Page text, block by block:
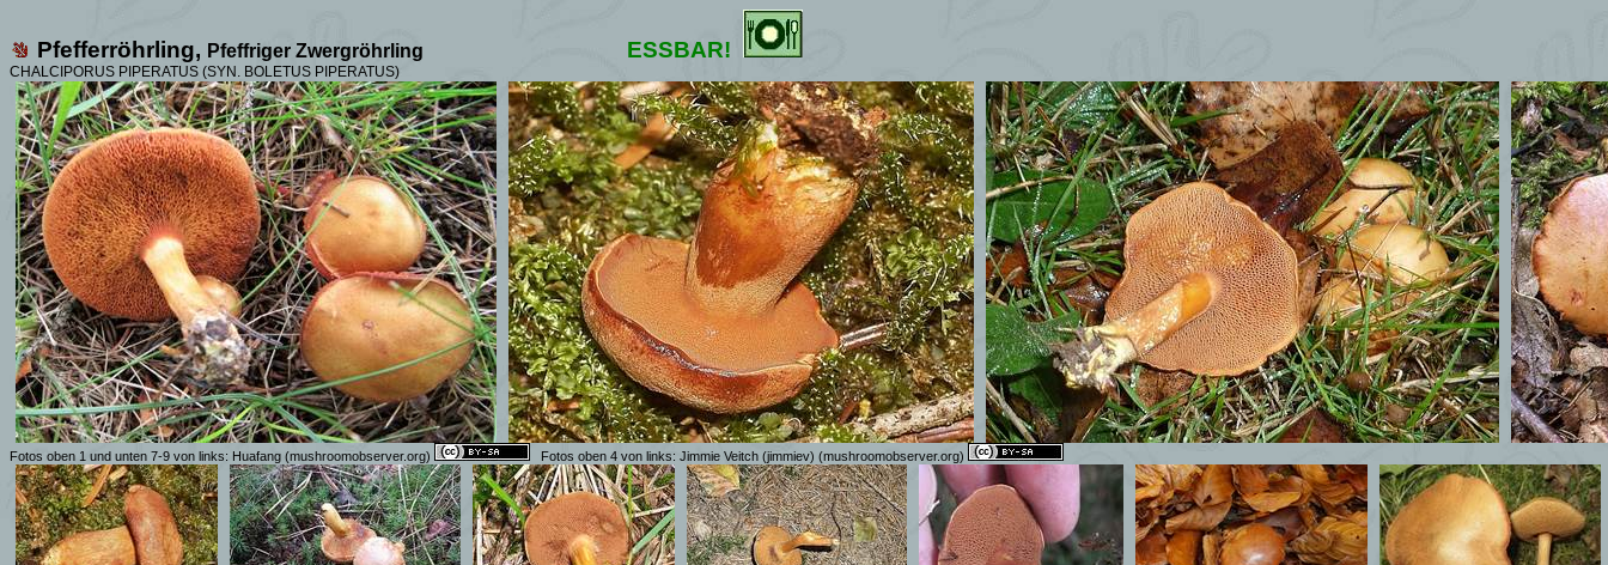
Pfefferröhrling, Pfeffriger Zwergröhrling ESSBAR!
CHALCIPORUS PIPERATUS (SYN . BOLETUS PIPERATUS)
Fotos oben 1 und unten 7-9 von links: Huafang (mushroomobserver.org) Fotos oben 4 von links: Jimmie Veitch (jimmiev) (mushroomobserver.org)